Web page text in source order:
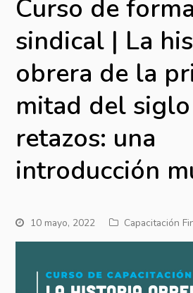
Curso de
sindical | La
obrera de la
mitad del
retazos: una
introducción
10 mayo, 2022 Capacitación